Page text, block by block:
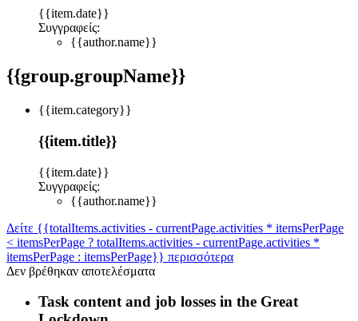
{{item.date}}
Συγγραφείς:
{{author.name}}
{{group.groupName}}
{{item.category}}
{{item.title}}
{{item.date}}
Συγγραφείς:
{{author.name}}
Δείτε {{totalItems.activities - currentPage.activities * itemsPerPage
< itemsPerPage ? totalItems.activities - currentPage.activities *
itemsPerPage : itemsPerPage}} περισσότερα
Δεν βρέθηκαν αποτελέσματα
Task content and job losses in the Great